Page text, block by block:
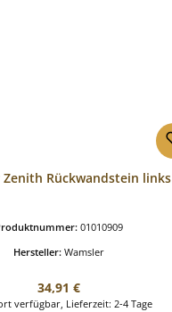
Zenith Rückwandstein links
01010909
Hersteller: Wamsler
Regulärer Preis:
34,91 €
verfügbar, Lieferzeit: 2-4 Tage